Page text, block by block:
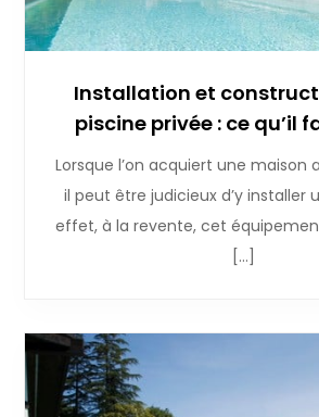
Installation et
piscine privée : ce qu’il
Lorsque l’on acquiert une maison
il peut être judicieux d’y installer
effet, à la revente, cet
[…]